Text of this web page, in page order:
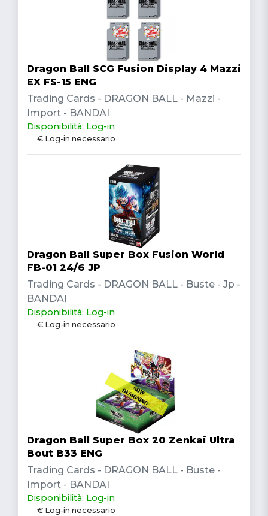
Dragon Ball SCG Fusion Display 4 Mazzi
EX FS-15 ENG
Trading Cards - DRAGON BALL - Mazzi -
Import - BANDAI
Disponibilità: Log-in
€ Log-in necessario
Dragon Ball Super Box Fusion World
FB-01 24/6 JP
Trading Cards - DRAGON BALL - Buste - Jp -
BANDAI
Disponibilità: Log-in
€ Log-in necessario
Dragon Ball Super Box 20 Zenkai Ultra
Bout B33 ENG
Trading Cards - DRAGON BALL - Buste -
Import - BANDAI
Disponibilità: Log-in
€ Log-in necessario